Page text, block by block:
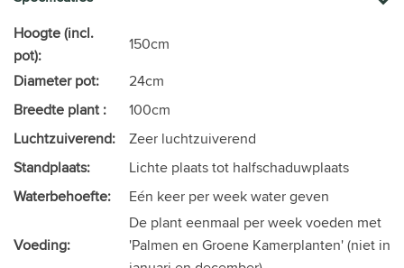
Hoogte (incl.
pot):
150cm
Diameter pot:
24cm
Breedte plant :
100cm
Luchtzuiverend:
Zeer luchtzuiverend
Standplaats:
Lichte plaats tot halfschaduwplaats
Waterbehoefte:
Eén keer per week water geven
Voeding:
De plant eenmaal per week voeden met
'Palmen en Groene Kamerplanten' (niet in